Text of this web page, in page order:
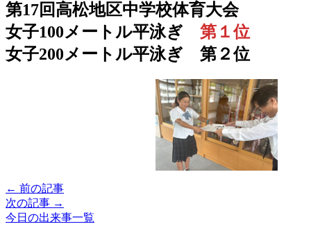
第17回高松地区中学校体育大会
女子100メートル平泳ぎ 第１位
女子200メートル平泳ぎ 第２位
← 前の記事
次の記事 →
今日の出来事一覧